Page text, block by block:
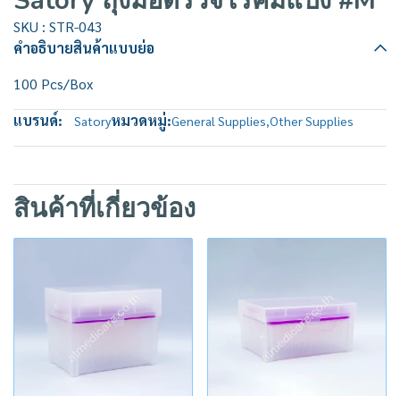
SKU : STR-043
คำอธิบายสินค้าแบบย่อ
100 Pcs/Box
แบรนด์:
Satoryหมวดหมู่:General Supplies,Other Supplies
สินค้าที่เกี่ยวข้อง